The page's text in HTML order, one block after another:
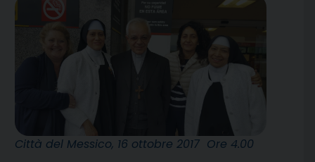
Città del Messico, 16 ottobre 2017 Ore 4.00